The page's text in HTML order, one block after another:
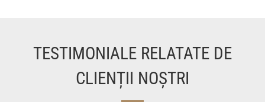
TESTIMONIALE RELATATE DE
CLIENȚII NOȘTRI